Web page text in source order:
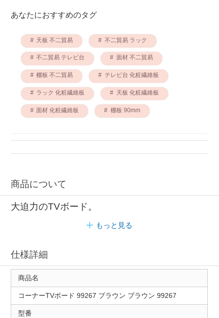
あなたにおすすめのタグ
天板 不二貿易 不二貿易 ラック
不二貿易 テレビ台 面材 不二貿易
棚板 不二貿易 テレビ台 化粧繊維板
ラック 化粧繊維板 天板 化粧繊維板
面材 化粧繊維板 棚板 90mm
商品について
大迫力のTVボード。
もっと見る
仕様詳細
商品名
コーナーTVボード 99267 ブラウン ブラウン 99267
型番